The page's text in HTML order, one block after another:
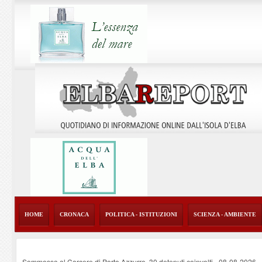
HOME CRONACA POLITICA - ISTITUZIONI SCIENZA - AMBIENTE